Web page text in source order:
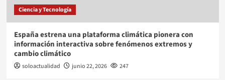
Ciencia y Tecnología
España estrena una plataforma climática pionera con
información interactiva sobre fenómenos extremos y
cambio climático
soloactualidad junio 22, 2026 247